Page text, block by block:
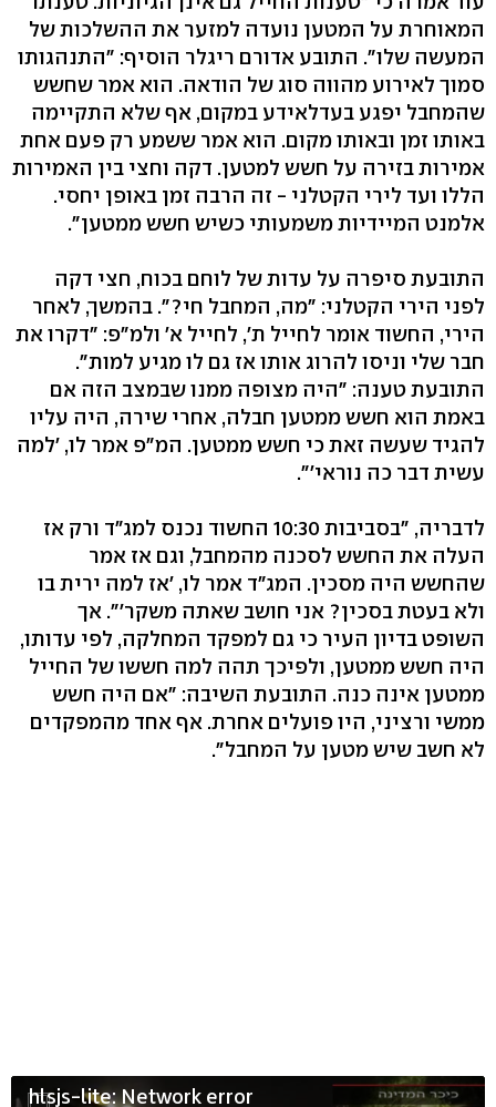
המאוחרת על המטען נועדה למזער את ההשלכות של
המעשה שלו". התובע אדורם ריגלר הוסיף: "התנהגותו
סמוך לאירוע מהווה סוג של הודאה. הוא אמר שחשש
שהמחבל יפגע בעדלאידע במקום, אף שלא התקיימה
באותו זמן ובאותו מקום. הוא אמר ששמע רק פעם אחת
אמירות בזירה על חשש למטען. דקה וחצי בין האמירות
הללו ועד לירי הקטלני - זה הרבה זמן באופן יחסי.
אלמנט המיידיות משמעותי כשיש חשש ממטען".
התובעת סיפרה על עדות של לוחם בכוח, חצי דקה
לפני הירי הקטלני: "מה, המחבל חי?". בהמשך, לאחר
הירי, החשוד אומר לחייל ת', לחייל א' ולמ"פ: "דקרו את
חבר שלי וניסו להרוג אותו אז גם לו מגיע למות".
התובעת טענה: "היה מצופה ממנו שבמצב הזה אם
באמת הוא חשש ממטען חבלה, אחרי שירה, היה עליו
להגיד שעשה זאת כי חשש ממטען. המ"פ אמר לו, 'למה
עשית דבר כה נוראי'".
לדבריה, "בסביבות 10:30 החשוד נכנס למג"ד ורק אז
העלה את החשש לסכנה מהמחבל, וגם אז אמר
שהחשש היה מסכין. המג"ד אמר לו, 'אז למה ירית בו
ולא בעטת בסכין? אני חושב שאתה משקר'". אך
השופט בדיון העיר כי גם למפקד המחלקה, לפי עדותו,
היה חשש ממטען, ולפיכך תהה למה חששו של החייל
ממטען אינה כנה. התובעת השיבה: "אם היה חשש
ממשי ורציני, היו פועלים אחרת. אף אחד מהמפקדים
לא חשב שיש מטען על המחבל".
hlsjs-lite: Network error